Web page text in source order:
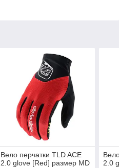
Вело перчатки TLD ACE
2.0 glove [Red] размер MD
2.0